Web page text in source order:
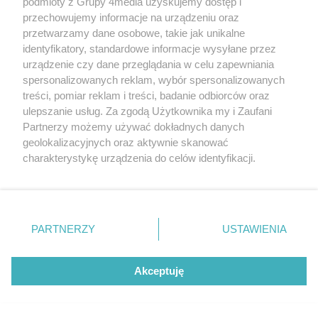
przechowujemy informacje na urządzeniu oraz
przetwarzamy dane osobowe, takie jak unikalne
identyfikatory, standardowe informacje wysyłane przez
urządzenie czy dane przeglądania w celu zapewniania
spersonalizowanych reklam, wybór spersonalizowanych
treści, pomiar reklam i treści, badanie odbiorców oraz
ulepszanie usług. Za zgodą Użytkownika my i Zaufani
Partnerzy możemy używać dokładnych danych
geolokalizacyjnych oraz aktywnie skanować
charakterystykę urządzenia do celów identyfikacji.
zmienić/wycofać klikając przycisk ustawień prywatności
znajdujący się w lewym dolnym rogu strony
. Niektóre
użytkownika, ale masz prawo sprzeciwić się takiemu
przetwarzaniu. Preferencje będą miały zastosowania tylko
PARTNERZY USTAWIENIA
Akceptuję